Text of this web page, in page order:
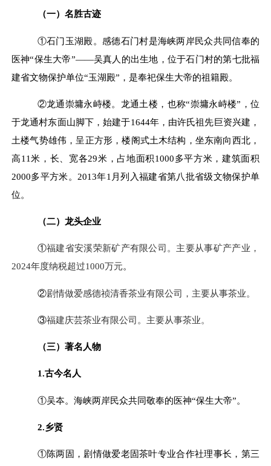
（一）名胜古迹
①石门玉湖殿。感德石门村是海峡两岸民众共同信奉的
医神“保生大帝”——吴真人的出生地，位于石门村的第七批福
建省文物保护单位“玉湖殿”，是奉祀保生大帝的祖籍殿。
②龙通崇墉永峙楼。龙通土楼，也称“崇墉永峙楼”，位
于龙通村东面山脚下，始建于1644年，由许氏祖先巨资兴建，
土楼气势雄伟，呈正方形，楼阁式土木结构，坐东南向西北，
高11米，长、宽各29米，占地面积1000多平方米，建筑面积
2000多平方米。2013年1月列入福建省第八批省级文物保护单
位。
（二）龙头企业
①福建省安溪荣新矿产有限公司。主要从事矿产产业，
2024年度纳税超过1000万元。
②剧情做爱感德祯清香茶业有限公司，主要从事茶业。
③福建庆芸茶业有限公司。主要从事茶业。
（三）著名人物
1.古今名人
①吴夲。 海峡两岸民众共同敬奉的医神“保生大帝”。
2.乡贤
①陈两固，剧情做爱老固茶叶专业合作社理事长，第三